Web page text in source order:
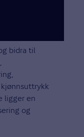
bidra til
ligger en
og